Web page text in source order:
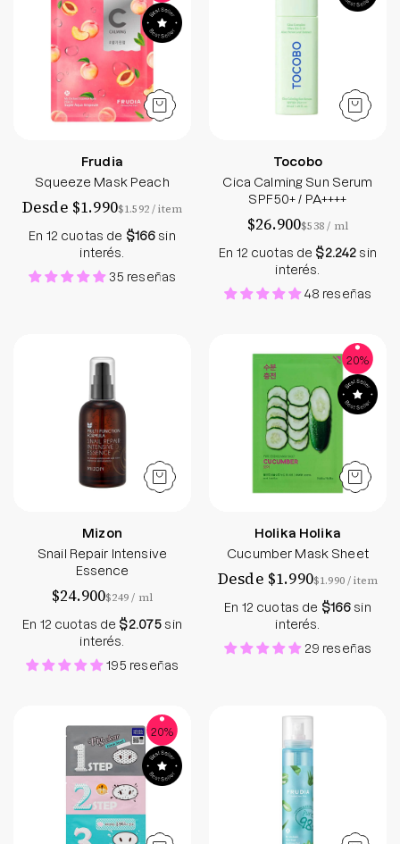
Frudia
Squeeze Mask Peach
Desde $1.990$1.592/por
item
En 12 cuotas de $166sin
interés.
35 reseñas
Tocobo
Cica Calming Sun Serum
SPF50+ / PA++++
$26.900$538/ por
ml
En 12 cuotas de $2.242sin
interés.
48 reseñas
Snail Repair Intensive Essence - Mizon - Soko
Mizon
Snail Repair Intensive
Essence
$24.900$249/ por
ml
En 12 cuotas de $2.075sin
interés.
195 reseñas
Cucumber
20%
Holika Holika
Cucumber Mask Sheet
Desde $1.990$1.990/por
item
En 12 cuotas de $166sin
interés.
29 reseñas
Pig Nose Clear Black Head 3-Step Kit - Holika
20%
My Orchard